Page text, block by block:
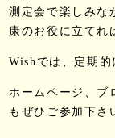
測定会で楽しみな
康のお役に立てれ
Wishでは、定期
ホームページ、ブ
もぜひご参加下